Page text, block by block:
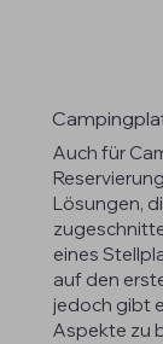
Auch für
Lösungen,
eines
auf den
jedoch gibt
Aspekte zu